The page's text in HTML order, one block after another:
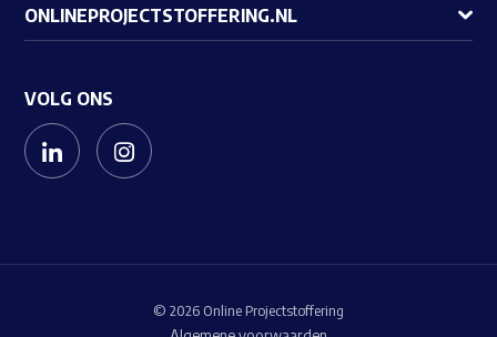
ONLINEPROJECTSTOFFERING.NL
VOLG ONS
© 2026 Online Projectstoffering